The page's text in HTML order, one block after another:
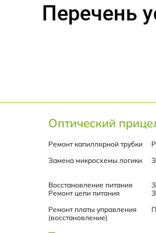
Перечень
Оптический
Ремонт капиллярной трубки
Замена микросхемы логики
Восстановление питания
Ремонт цепи питания
Ремонт платы управления
(восстановление)